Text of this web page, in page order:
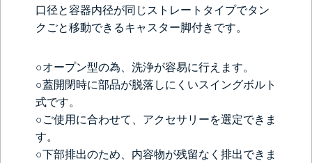
口径と容器内径が同じストレートタイプでタン
クごと移動できるキャスター脚付きです。
○オープン型の為、洗浄が容易に行えます。
○蓋開閉時に部品が脱落しにくいスイングボルト
式です。
○ご使用に合わせて、アクセサリーを選定できま
す。
○下部排出のため、内容物が残留なく排出できま